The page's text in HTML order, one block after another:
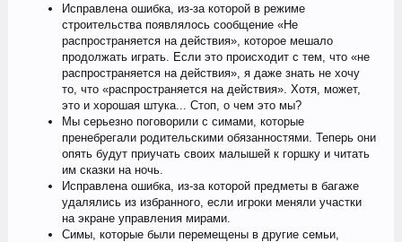
Исправлена ошибка, из-за которой в режиме
строительства появлялось сообщение «Не
распространяется на действия», которое мешало
продолжать играть. Если это происходит с тем, что «не
распространяется на действия», я даже знать не хочу
то, что «распространяется на действия». Хотя, может,
это и хорошая штука... Стоп, о чем это мы?
Мы серьезно поговорили с симами, которые
пренебрегали родительскими обязанностями. Теперь они
опять будут приучать своих малышей к горшку и читать
им сказки на ночь.
Исправлена ошибка, из-за которой предметы в багаже
удалялись из избранного, если игроки меняли участки
на экране управления мирами.
Симы, которые были перемещены в другие семьи,